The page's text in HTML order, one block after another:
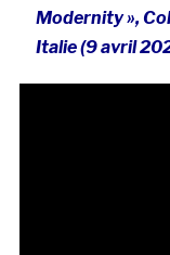
Modernity »,
Italie (9 avril